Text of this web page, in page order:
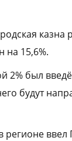
на 15,6%.
2% был
будут
ввел